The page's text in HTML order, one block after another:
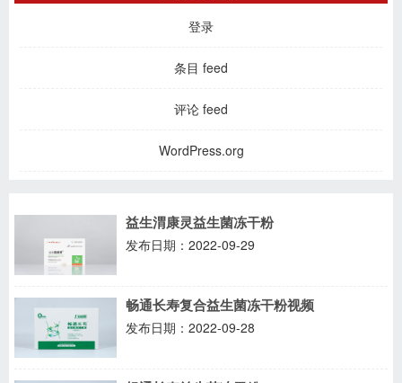
登录
条目 feed
评论 feed
WordPress.org
益生渭康灵益生菌冻干粉
发布日期：2022-09-29
畅通长寿复合益生菌冻干粉视频
发布日期：2022-09-28